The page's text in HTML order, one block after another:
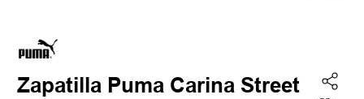
medias
Zapatilla Puma Carina Street